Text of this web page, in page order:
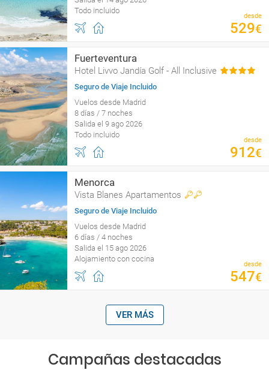
Todo incluido
desde
529€
Fuerteventura
Hotel Livvo Jandía Golf - All Inclusive
Seguro de Viaje Incluido
Vuelos desde Madrid
8 días / 7 noches
Salida el 9 ago 2026
Todo incluido
desde
912€
Menorca
Vista Blanes Apartamentos
Seguro de Viaje Incluido
Vuelos desde Madrid
6 días / 4 noches
Salida el 15 ago 2026
Alojamiento con cocina
desde
547€
VER MÁS
Campañas destacadas